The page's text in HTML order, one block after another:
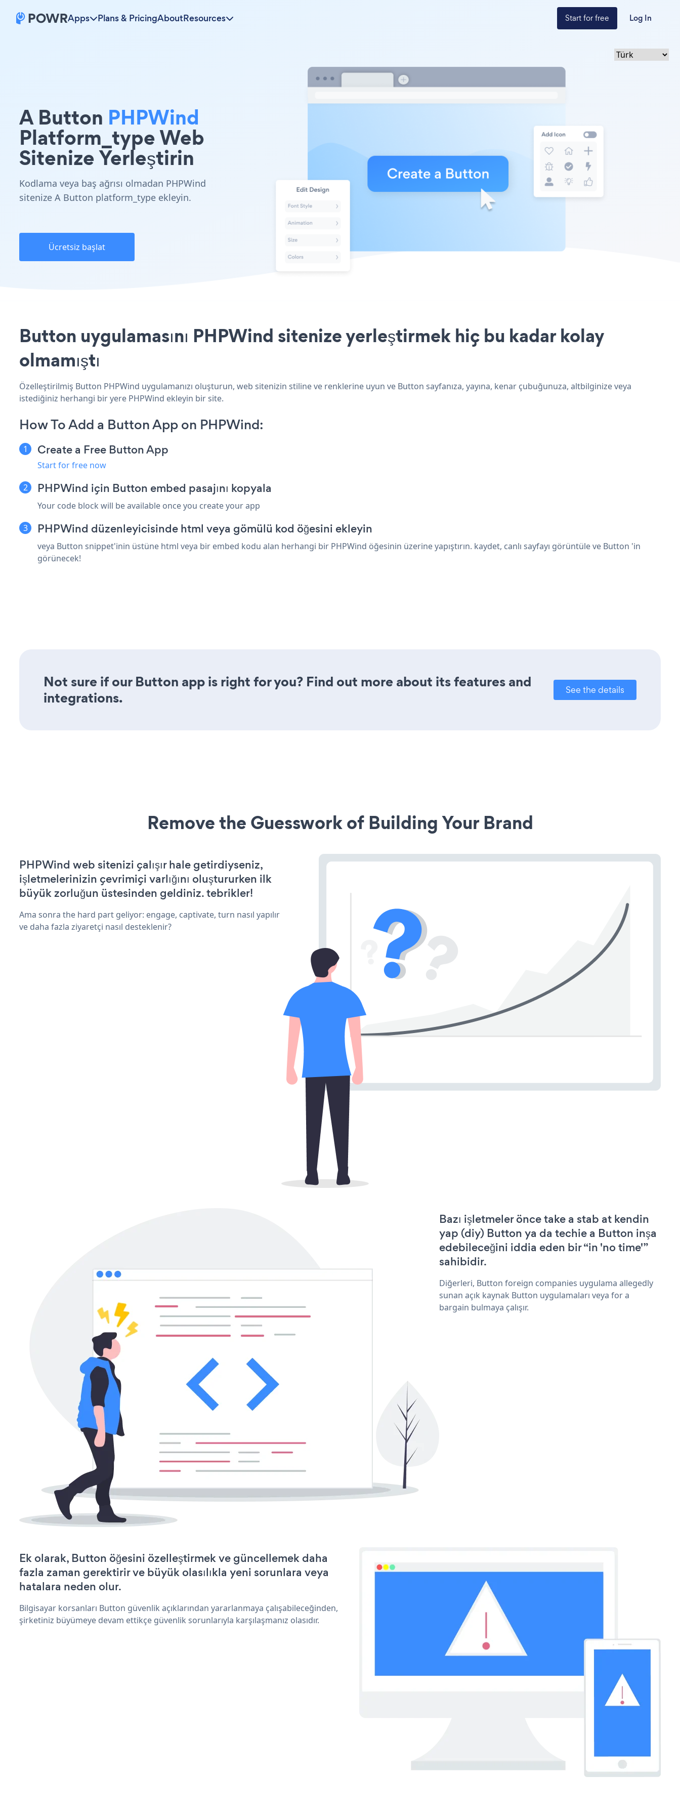
Apps Plans & PricingAboutResources Start for free Log In
A Button PHPWind
Platform_type Web
Sitenize Yerleştirin
Kodlama veya baş ağrısı olmadan PHPWind
sitenize A Button platform_type ekleyin.
Ücretsiz başlat
Button uygulamasını PHPWind sitenize yerleştirmek hiç bu kadar kolay
olmamıştı
Özelleştirilmiş Button PHPWind uygulamanızı oluşturun, web sitenizin stiline ve renklerine uyun ve Button sayfanıza, yayına, kenar çubuğunuza, altbilginize veya
istediğiniz herhangi bir yere PHPWind ekleyin bir site.
How To Add a Button App on PHPWind:
Create a Free Button App
Start for free now
PHPWind için Button embed pasajını kopyala
Your code block will be available once you create your app
PHPWind düzenleyicisinde html veya gömülü kod öğesini ekleyin
veya Button snippet'inin üstüne html veya bir embed kodu alan herhangi bir PHPWind öğesinin üzerine yapıştırın. kaydet, canlı sayfayı görüntüle ve Button 'in
görünecek!
Not sure if our Button app is right for you? Find out more about its features and
integrations.
See the details
Remove the Guesswork of Building Your Brand
PHPWind web sitenizi çalışır hale getirdiyseniz,
işletmelerinizin çevrimiçi varlığını oluştururken ilk
büyük zorluğun üstesinden geldiniz. tebrikler!
Ama sonra the hard part geliyor: engage, captivate, turn nasıl yapılır
ve daha fazla ziyaretçi nasıl desteklenir?
Bazı işletmeler önce take a stab at kendin
yap (diy) Button ya da techie a Button inşa
edebileceğini iddia eden bir “in 'no time'”
sahibidir.
Diğerleri, Button foreign companies uygulama allegedly
sunan açık kaynak Button uygulamaları veya for a
bargain bulmaya çalışır.
Ek olarak, Button öğesini özelleştirmek ve güncellemek daha
fazla zaman gerektirir ve büyük olasılıkla yeni sorunlara veya
hatalara neden olur.
Bilgisayar korsanları Button güvenlik açıklarından yararlanmaya çalışabileceğinden,
şirketiniz büyümeye devam ettikçe güvenlik sorunlarıyla karşılaşmanız olasıdır.